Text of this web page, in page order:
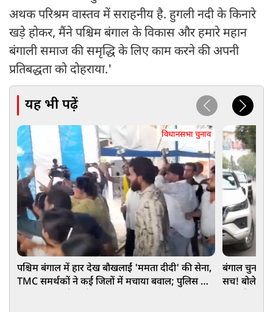
अथक परिश्रम वास्तव में सराहनीय है. हुगली नदी के किनारे
खड़े होकर, मैंने पश्चिम बंगाल के विकास और हमारे महान
बंगाली समाज की समृद्धि के लिए काम करने की अपनी
प्रतिबद्धता को दोहराया.'
यह भी पढ़ें
विधानसभा चुनाव
पश्चिम बंगाल में हार देख बौखलाईं 'ममता दीदी' की सेना,
TMC समर्थकों ने कई जिलों में मचाया बवाल; पुलिस को
बंगाल चुनाव:
सच! बोले—